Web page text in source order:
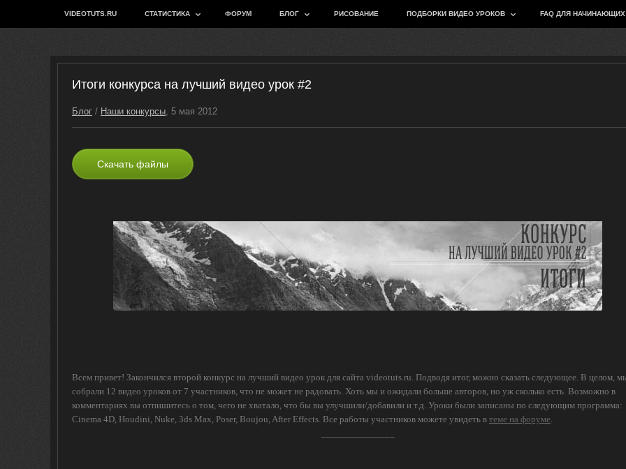
VIDEOTUTS.RU СТАТИСТИКА ФОРУМ БЛОГ РИСОВАНИЕ ПОДБОРКИ ВИДЕО УРОКОВ FAQ ДЛЯ НАЧИНАЮЩИХ
Итоги конкурса на лучший видео урок #2
Блог / Наши конкурсы, 5 мая 2012
Скачать файлы
Всем привет! Закончился второй конкурс на лучший видео урок для сайта videotuts.ru. Подводя итог, можно сказать следующее. В целом,
собрали 12 видео уроков от 7 участников, что не может не радовать. Хоть мы и ожидали больше авторов, но уж сколько есть. Возможно в
комментариях вы отпишитесь о том, чего не хватало, что бы вы улучшили/добавили и т.д. Уроки были записаны по следующим программа:
Cinema 4D, Houdini, Nuke, 3ds Max, Poser, Boujou, After Effects. Все работы участников можете увидеть в теме на форуме.